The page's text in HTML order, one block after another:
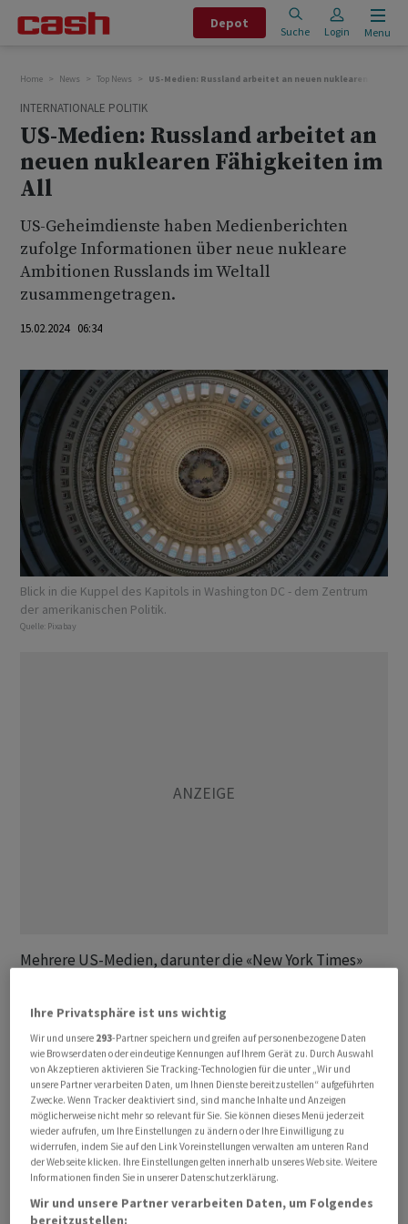
Depot
Suche Login Menu
Home News Top News US-Medien: Russland arbeitet an neuen nuklearen
INTERNATIONALE POLITIK
US-Medien: Russland arbeitet an
neuen nuklearen Fähigkeiten im
All
US-Geheimdienste haben Medienberichten
zufolge Informationen über neue nukleare
Ambitionen Russlands im Weltall
zusammengetragen.
15.02.2024 06:34
Blick in die Kuppel des Kapitols in Washington DC - dem Zentrum
der amerikanischen Politik.
Quelle: Pixabay
Mehrere US-Medien, darunter die «New York Times»
Mittwochabend (Ortszeit) übereinstimmend, es gehe
dabei um neue Erkenntnisse über russische nukleare
Fähigkeiten, die sich gegen Satelliten im All richten und
so eine Bedrohung für die nationale wie die
internationale Sicherheit darstellen könnten.
Die «New York Times» schrieb, die USA hätten den
Kongress und Verbündete in Europa über die Pläne
Moskaus informiert. Solche neuen nuklearen
Fähigkeiten Russlands seien noch in der Entwicklung
Ihre Privatsphäre ist uns wichtig
Wir und unsere 293-Partner speichern und greifen auf personenbezogene Daten
wie Browserdaten oder eindeutige Kennungen auf Ihrem Gerät zu. Durch Auswahl
von Akzeptieren aktivieren Sie Tracking-Technologien für die unter „Wir und
unsere Partner verarbeiten Daten, um Ihnen Dienste bereitzustellen“ aufgeführten
Zwecke. Wenn Tracker deaktiviert sind, sind manche Inhalte und Anzeigen
möglicherweise nicht mehr so relevant für Sie. Sie können dieses Menü jederzeit
wieder aufrufen, um Ihre Einstellungen zu ändern oder Ihre Einwilligung zu
widerrufen, indem Sie auf den Link Voreinstellungen verwalten am unteren Rand
der Webseite klicken. Ihre Einstellungen gelten innerhalb unseres Website. Weitere
Informationen finden Sie in unserer Datenschutzerklärung.
Wir und unsere Partner verarbeiten Daten, um Folgendes
bereitzustellen: